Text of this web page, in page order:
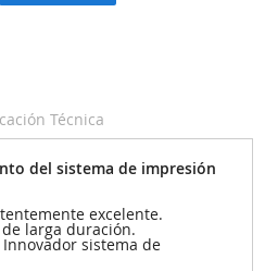
Técnica
del sistema de impresión
excelente.
larga duración.
sistema de